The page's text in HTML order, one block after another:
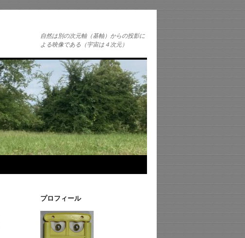
自然は別の次元軸（基軸）からの投影に
よる映像である（宇宙は４次元）
プロフィール